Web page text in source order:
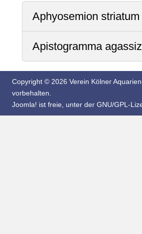
Aphyosemion striatum
Apistogramma
Copyright © 2026 Verein Kölner
vorbehalten.
Joomla! ist freie, unter der GNU/GPL-